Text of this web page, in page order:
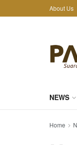
About Us
NEWS
Home